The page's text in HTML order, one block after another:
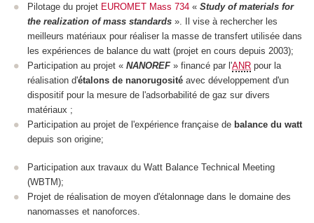
Pilotage du projet EUROMET Mass 734 « Study of materials for
the realization of mass standards ». Il vise à rechercher les
meilleurs matériaux pour réaliser la masse de transfert utilisée dans
les expériences de balance du watt (projet en cours depuis 2003);
Participation au projet « NANOREF» financé par l'ANR pour la
réalisation d'étalons de nanorugosité avec développement d'un
dispositif pour la mesure de l'adsorbabilité de gaz sur divers
matériaux ;
Participation au projet de l'expérience française de balance du watt
depuis son origine;
Participation aux travaux du Watt Balance Technical Meeting
(WBTM);
Projet de réalisation de moyen d'étalonnage dans le domaine des
nanomasses et nanoforces.